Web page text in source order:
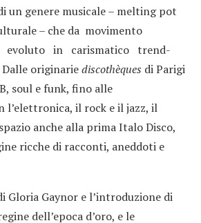
un genere musicale – melting pot
– che da movimento
evoluto in carismatico trend-
originariediscothèques di Parigi
soul e funk, fino alle
l’elettronica, il rock e il jazz, il
anche alla prima Italo Disco,
ricche di racconti, aneddoti e
Gloria Gaynor e l’introduzione di
dell’epoca d’oro, e le